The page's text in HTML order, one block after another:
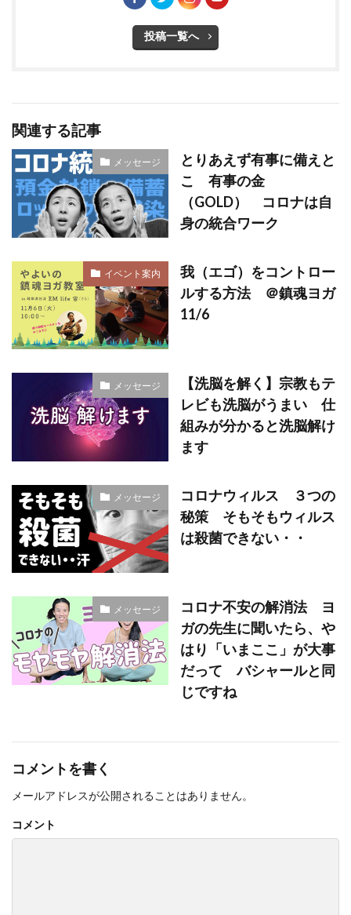
投稿一覧へ
関連する記事
メッセージ
とりあえず有事に備えと
こ 有事の金
（GOLD） コロナは自
身の統合ワーク
イベント案内
我（エゴ）をコントロー
ルする方法 ＠鎮魂ヨガ
11/6
メッセージ
【洗脳を解く】宗教もテ
レビも洗脳がうまい 仕
組みが分かると洗脳解け
ます
メッセージ
コロナウィルス ３つの
秘策 そもそもウィルス
は殺菌できない・・
メッセージ
コロナ不安の解消法 ヨ
ガの先生に聞いたら、や
はり「いまここ」が大事
だって バシャールと同
じですね
コメントを書く
メールアドレスが公開されることはありません。
コメント